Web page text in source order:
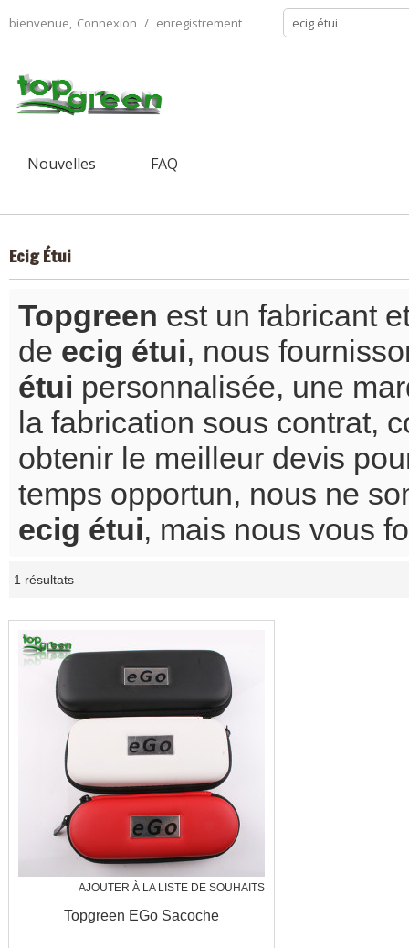
bienvenue, Connexion / enregistrement
Nouvelles FAQ
Ecig Étui
Topgreen est un fabricant
de ecig étui, nous
étui personnalisée, une
la fabrication sous contrat,
obtenir le meilleur devis
temps opportun, nous ne
ecig étui, mais nous vous
1 résultats
AJOUTER À LA LISTE DE SOUHAITS
Topgreen EGo Sacoche